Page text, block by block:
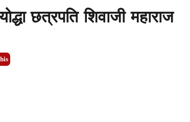
छत्रपति शिवाजी महाराज